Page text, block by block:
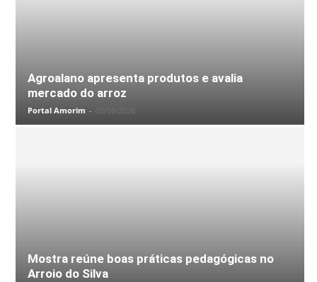
Agroalano apresenta produtos e avalia
mercado do arroz
Portal Amorim - 05/08/2026
Mostra reúne boas práticas pedagógicas no
Arroio do Silva